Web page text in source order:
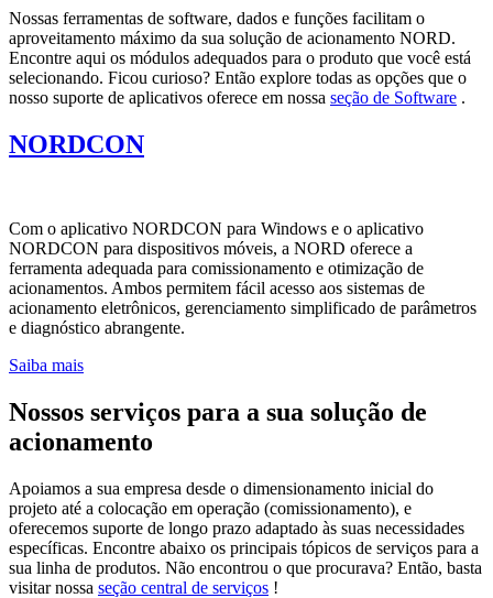
Nossas ferramentas de software, dados e funções facilitam o
aproveitamento máximo da sua solução de acionamento NORD.
Encontre aqui os módulos adequados para o produto que você está
selecionando. Ficou curioso? Então explore todas as opções que o
nosso suporte de aplicativos oferece em nossa seção de Software .
NORDCON
Com o aplicativo NORDCON para Windows e o aplicativo
NORDCON para dispositivos móveis, a NORD oferece a
ferramenta adequada para comissionamento e otimização de
acionamentos. Ambos permitem fácil acesso aos sistemas de
acionamento eletrônicos, gerenciamento simplificado de parâmetros
e diagnóstico abrangente.
Saiba mais
Nossos serviços para a sua solução de
acionamento
Apoiamos a sua empresa desde o dimensionamento inicial do
projeto até a colocação em operação (comissionamento), e
oferecemos suporte de longo prazo adaptado às suas necessidades
específicas. Encontre abaixo os principais tópicos de serviços para a
sua linha de produtos. Não encontrou o que procurava? Então, basta
visitar nossa seção central de serviços !